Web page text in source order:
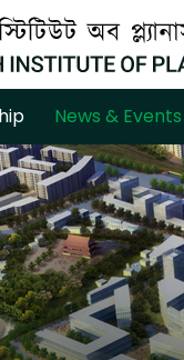
News & Events